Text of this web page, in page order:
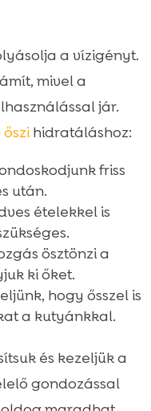
a vízigényt.
mivel a
jár.
őszihidratáláshoz:
friss
után.
ételekkel is
ösztönzi a
ki őket.
hogy ősszel is
a kutyánkkal.
és kezeljük a
gondozással